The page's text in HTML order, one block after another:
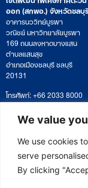
We value
We use cookies
serve
By clicking
ออก (สกพอ.) จังหวัดชลบุ
อาคารนววิทย์บูรพา
วณิชย์ มหาวิทยาลัยบูรพา
169 ถนนลงหาดบางแสน
ตำบลแสนสุข
อำเภอเมืองชลบุรี ชลบุรี
20131
โทรศัพท์: +66 2033 8000
เวลาทำการ: จันทร์ – ศุกร์
09:00 – 17:00 น.
ติดตามหนังสือหรือยื่นเอกส
saraban@eeco.or.th